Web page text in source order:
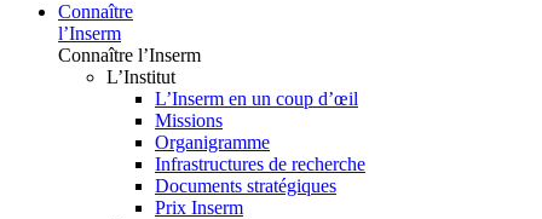
Connaître
l’Inserm
Connaître l’Inserm
L’Institut
L’Inserm en un coup d’œil
Missions
Organigramme
Infrastructures de recherche
Documents stratégiques
Prix Inserm